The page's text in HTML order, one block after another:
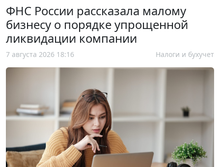
ФНС России рассказала малому
бизнесу о порядке упрощенной
ликвидации компании
7 августа 2026 18:16 Налоги и бухучет